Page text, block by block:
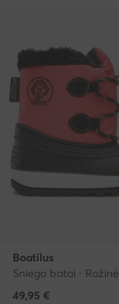
Boatilus
Sniego batai · Rožinė
49,95 €